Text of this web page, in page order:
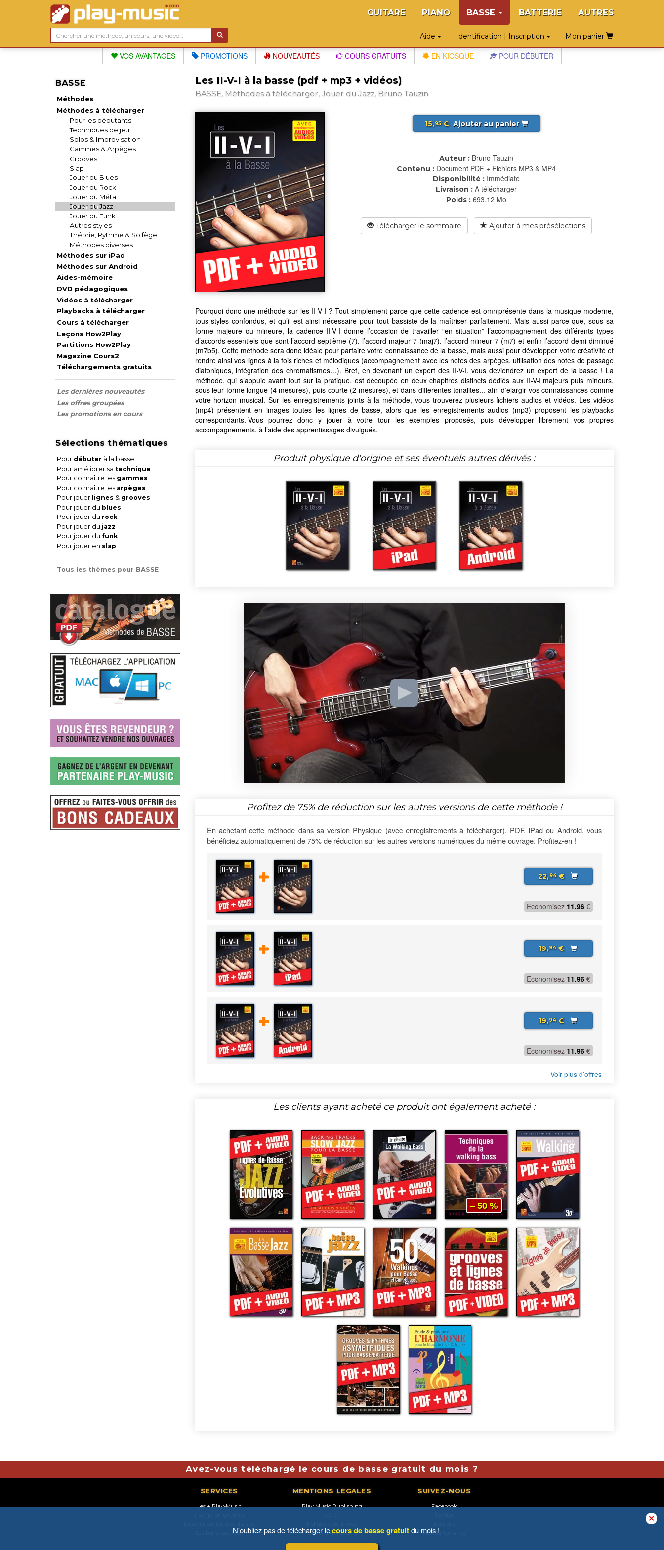
GUITARE PIANO BASSE BATTERIE AUTRES
Aide Identification | Inscription Mon panier
VOS AVANTAGES PROMOTIONS NOUVEAUTÉS COURS GRATUITS EN KIOSQUE POUR DÉBUTER
BASSE
Méthodes
Méthodes à télécharger
Pour les débutants
Techniques de jeu
Solos & Improvisation
Gammes & Arpèges
Grooves
Slap
Jouer du Blues
Jouer du Rock
Jouer du Métal
Jouer du Jazz
Jouer du Funk
Autres styles
Théorie, Rythme & Solfège
Méthodes diverses
Méthodes sur iPad
Méthodes sur Android
Aides-mémoire
DVD pédagogiques
Vidéos à télécharger
Playbacks à télécharger
Cours à télécharger
Leçons How2Play
Partitions How2Play
Magazine Cours2
Téléchargements gratuits
Les dernières nouveautés
Les offres groupées
Les promotions en cours
Sélections thématiques
Pour débuter à la basse
Pour améliorer sa technique
Pour connaître les gammes
Pour connaître les arpèges
Pour jouer lignes & grooves
Pour jouer du blues
Pour jouer du rock
Pour jouer du jazz
Pour jouer du funk
Pour jouer en slap
Tous les thèmes pour BASSE
Les II-V-I à la basse (pdf + mp3 + vidéos)
BASSE, Méthodes à télécharger, Jouer du Jazz, Bruno Tauzin
15,95€ Ajouter au panier
Auteur : Bruno Tauzin
Contenu : Document PDF + Fichiers MP3 & MP4
Disponibilité : Immédiate
Livraison : A télécharger
Poids : 693.12 Mo
Télécharger le sommaire Ajouter à mes présélections
Pourquoi donc une méthode sur les II-V-I ? Tout simplement parce que cette cadence est omniprésente dans la musique moderne,
tous styles confondus, et qu’il est ainsi nécessaire pour tout bassiste de la maîtriser parfaitement. Mais aussi parce que, sous sa
forme majeure ou mineure, la cadence II-V-I donne l’occasion de travailler “en situation” l’accompagnement des différents types
d’accords essentiels que sont l’accord septième (7), l’accord majeur 7 (maj7), l’accord mineur 7 (m7) et enfin l’accord demi-diminué
(m7b5). Cette méthode sera donc idéale pour parfaire votre connaissance de la basse, mais aussi pour développer votre créativité et
rendre ainsi vos lignes à la fois riches et mélodiques (accompagnement avec les notes des arpèges, utilisation des notes de passage
diatoniques, intégration des chromatismes…). Bref, en devenant un expert des II-V-I, vous deviendrez un expert de la basse ! La
méthode, qui s’appuie avant tout sur la pratique, est découpée en deux chapitres distincts dédiés aux II-V-I majeurs puis mineurs,
sous leur forme longue (4 mesures), puis courte (2 mesures), et dans différentes tonalités... afin d’élargir vos connaissances comme
votre horizon musical. Sur les enregistrements joints à la méthode, vous trouverez plusieurs fichiers audios et vidéos. Les vidéos
(mp4) présentent en images toutes les lignes de basse, alors que les enregistrements audios (mp3) proposent les playbacks
correspondants. Vous pourrez donc y jouer à votre tour les exemples proposés, puis développer librement vos propres
accompagnements, à l’aide des apprentissages divulgués.
Produit physique d'origine et ses éventuels autres dérivés :
Profitez de 75%de réduction sur les autres versions de cette méthode !
En achetant cette méthode dans sa version Physique (avec enregistrements à télécharger), PDF, iPad ou Android, vous
bénéficiez automatiquement de 75% de réduction sur les autres versions numériques du même ouvrage. Profitez-en !
22,94€
Economisez 11.96 €
19,94€
Economisez 11.96 €
19,94€
Economisez 11.96 €
Voir plus d’offres
Les clients ayant acheté ce produit ont également acheté :
– 50 %
Avez-vous téléchargé le cours de basse gratuit du mois ?
SERVICES
Les + Play-Music
Les bons cadeaux
MENTIONS LEGALES
Play Music Publishing
Droits d'utilisation
SUIVEZ-NOUS
Facebook
Nos partenaires
✕
N'oubliez pas de télécharger lecours de basse gratuitdu mois !